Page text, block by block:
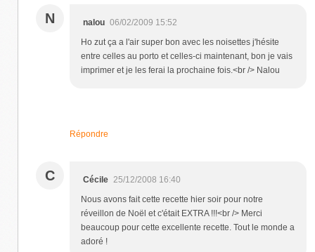
N nalou 06/02/2009 15:52
Ho zut ça a l'air super bon avec les noisettes j'hésite
entre celles au porto et celles-ci maintenant, bon je vais
imprimer et je les ferai la prochaine fois.<br /> Nalou
Répondre
C Cécile 25/12/2008 16:40
Nous avons fait cette recette hier soir pour notre
réveillon de Noël et c'était EXTRA !!!<br /> Merci
beaucoup pour cette excellente recette. Tout le monde a
adoré !